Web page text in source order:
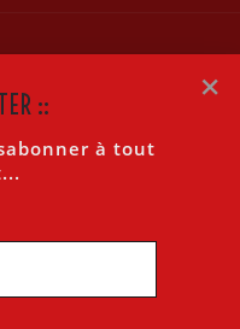
Accueil»2nd Degré»Mutations
×
::
à tout